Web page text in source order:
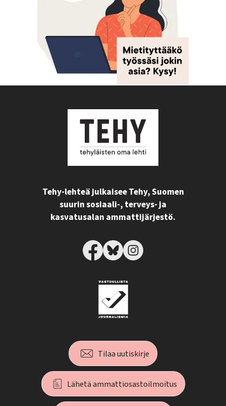
Tehy-lehteä julkaisee Tehy, Suomen
suurin sosiaali-, terveys- ja
kasvatusalan ammattijärjestö.
Tilaa uutiskirje
Lähetä ammattiosastoilmoitus